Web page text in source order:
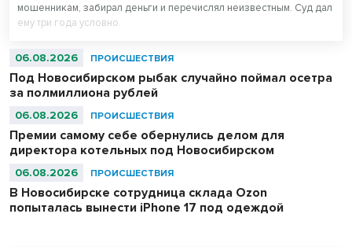
мошенникам, забирал деньги и перечислял неизвестным. Суд дал
ему три года условно.
06.08.2026 ПРОИСШЕСТВИЯ
Под Новосибирском рыбак случайно поймал осетра
за полмиллиона рублей
06.08.2026 ПРОИСШЕСТВИЯ
Премии самому себе обернулись делом для
директора котельных под Новосибирском
06.08.2026 ПРОИСШЕСТВИЯ
В Новосибирске сотрудница склада Ozon
попыталась вынести iPhone 17 под одеждой